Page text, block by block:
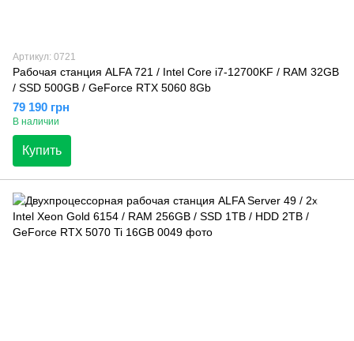
Артикул: 0721
Рабочая станция ALFA 721 / Intel Core i7-12700KF / RAM 32GB
/ SSD 500GB / GeForce RTX 5060 8Gb
79 190 грн
В наличии
Купить